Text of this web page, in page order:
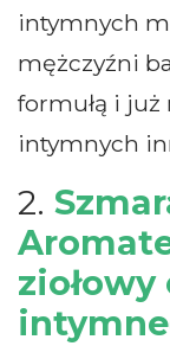
intymnych
mężczyźni
formułą i
intymnych
2.